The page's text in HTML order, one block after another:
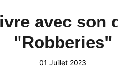
avec son
"Robberies"
01 Juillet 2023